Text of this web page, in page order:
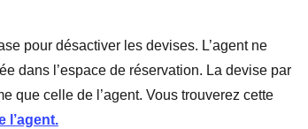
pour désactiver les devises. L’agent ne
dans l’espace de réservation. La devise par
que celle de l’agent. Vous trouverez cette
l’agent.